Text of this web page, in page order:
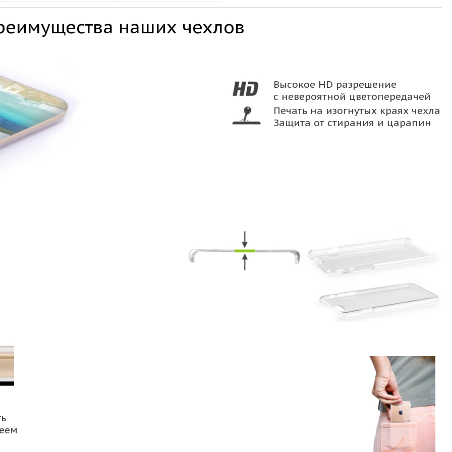
наших чехлов
Высокое HD разрешение
с невероятной цветопередачей
Печать на изогнутых краях чехла
Защита от стирания и царапин